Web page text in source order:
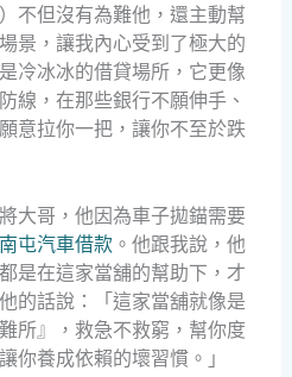
不但沒有為難他，還主動幫
景，讓我內心受到了極大的
冷冰冰的借貸場所，它更像
線，在那些銀行不願伸手、
意拉你一把，讓你不至於跌
大哥，他因為車子拋錨需要
南屯汽車借款。他跟我說，他
是在這家當舖的幫助下，才
的話說：「這家當舖就像是
所』，救急不救窮，幫你度
你養成依賴的壞習慣。」